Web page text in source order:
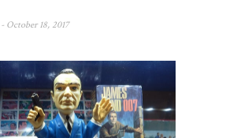
- October 18, 2017